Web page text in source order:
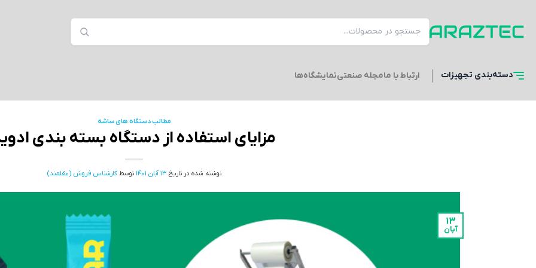
دسته‌بندی تجهیزات ارتباط با مامجله صنعتینمایشگاه‌ها
مطالب دستگاه های ساشه
مزایای استفاده از دستگاه بسته‌ بندی
نوشته شده در تاریخ 13 آبان 1401 توسط کارشناس فروش (عقلمند)
13
آبان